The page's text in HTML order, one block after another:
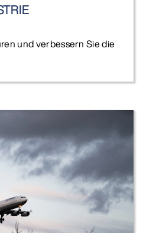
und verbessern Sie die